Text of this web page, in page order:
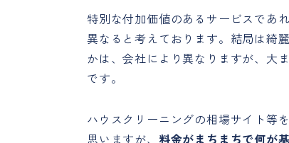
特別な付加価値のあるサービスであ
異なると考えております。結局は綺
かは、会社により異なりますが、大
です。
ハウスクリーニングの相場サイト等
思いますが、 料金がまちまちで何が